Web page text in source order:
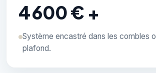
4 600 € +
Système encastré dans les combles
plafond.